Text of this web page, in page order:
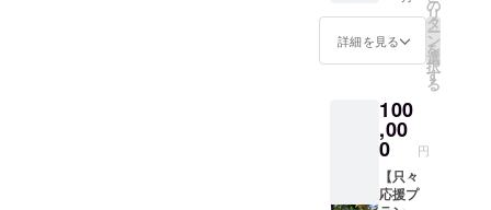
9月末ま
（支援
む）と
の間の
立させ
ること
はござ
いませ
ん。 ※
また、
クイン
当日 翌
日10時
部屋の
概要・
和室 ・
布団の
数：8名
様 ・1
つの利
用が可
交換は
できま
せん。
お釣り
は出ま
せん。
メッ
セージ
をお送
りしま
※3333
円、
5000
円、
8888
円、
詳細を見る
の
リ
タ
ー
ン
を
選
択
す
る
100
,00
0 円
【只々
応援プ